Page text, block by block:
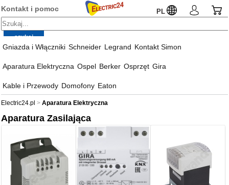
Kontakt i pomoc PL
Gniazda i Włączniki Schneider Legrand Kontakt Simon
Aparatura Elektryczna Ospel Berker Osprzęt Gira
Kable i Przewody Domofony Eaton
Electric24.pl Aparatura Elektryczna
Aparatura Zasilająca